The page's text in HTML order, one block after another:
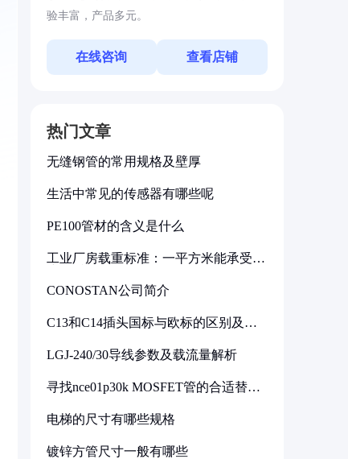
验丰富，产品多元。
在线咨询 查看店铺
热门文章
无缝钢管的常用规格及壁厚
生活中常见的传感器有哪些呢
PE100管材的含义是什么
工业厂房载重标准：一平方米能承受多
CONOSTAN公司简介
C13和C14插头国标与欧标的区别及其
LGJ-240/30导线参数及载流量解析
寻找nce01p30k MOSFET管的合适替代
电梯的尺寸有哪些规格
镀锌方管尺寸一般有哪些